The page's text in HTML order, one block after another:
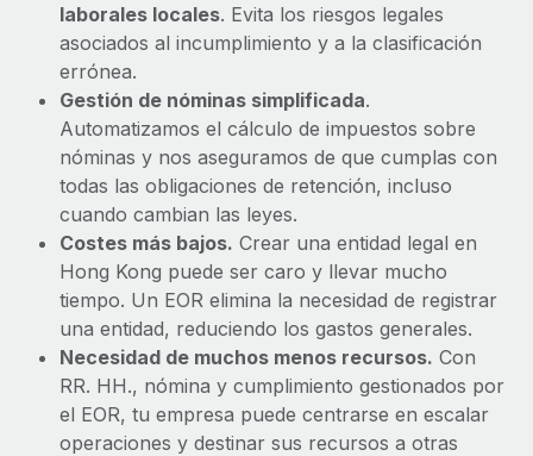
laborales locales. Evita los riesgos legales
asociados al incumplimiento y a la clasificación
errónea.
Gestión de nóminas simplificada.
Automatizamos el cálculo de impuestos sobre
nóminas y nos aseguramos de que cumplas con
todas las obligaciones de retención, incluso
cuando cambian las leyes.
Costes más bajos. Crear una entidad legal en
Hong Kong puede ser caro y llevar mucho
tiempo. Un EOR elimina la necesidad de registrar
una entidad, reduciendo los gastos generales.
Necesidad de muchos menos recursos. Con
RR. HH., nómina y cumplimiento gestionados por
el EOR, tu empresa puede centrarse en escalar
operaciones y destinar sus recursos a otras